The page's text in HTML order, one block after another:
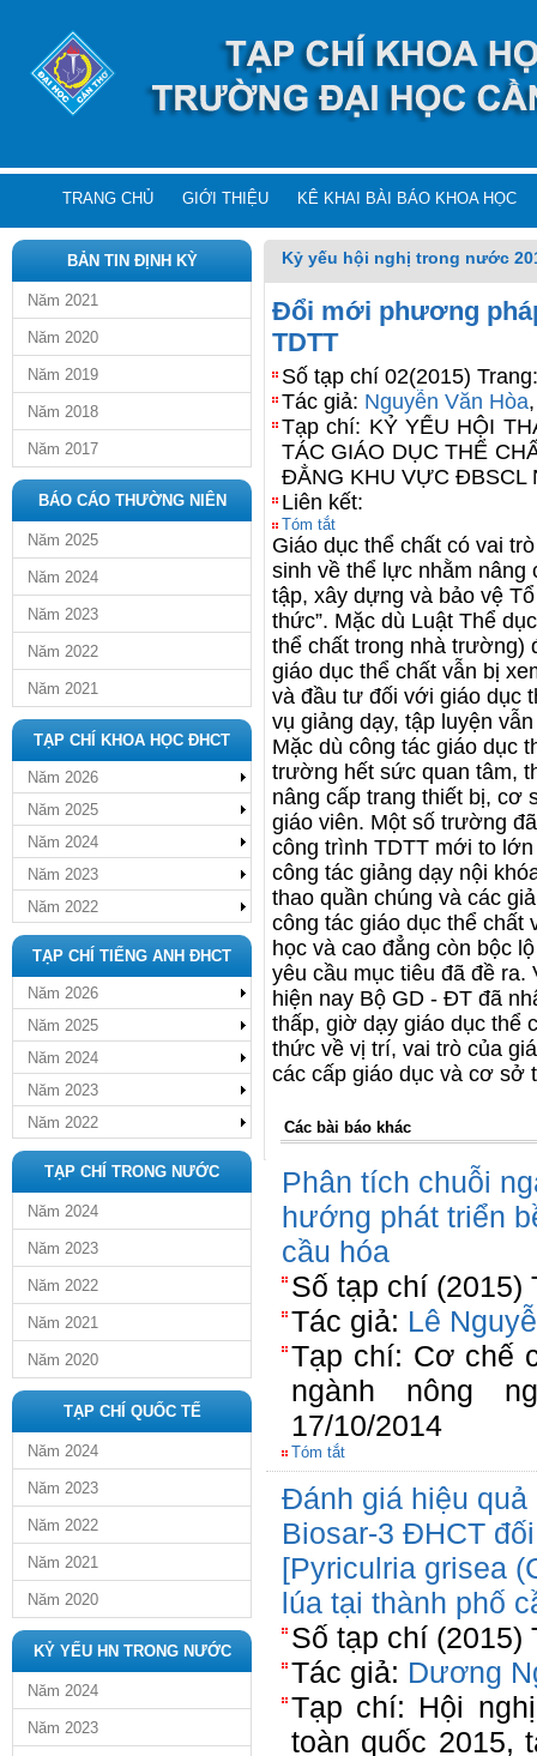
TRANG CHỦ GIỚI THIỆU KÊ KHAI BÀI BÁO KHOA HỌC
BẢN TIN ĐỊNH KỲ
Năm 2021
Năm 2020
Năm 2019
Năm 2018
Năm 2017
BÁO CÁO THƯỜNG NIÊN
Năm 2025
Năm 2024
Năm 2023
Năm 2022
Năm 2021
TẠP CHÍ KHOA HỌC ĐHCT
Năm 2026
Năm 2025
Năm 2024
Năm 2023
Năm 2022
TẠP CHÍ TIẾNG ANH ĐHCT
Năm 2026
Năm 2025
Năm 2024
Năm 2023
Năm 2022
TẠP CHÍ TRONG NƯỚC
Năm 2024
Năm 2023
Năm 2022
Năm 2021
Năm 2020
TẠP CHÍ QUỐC TẾ
Năm 2024
Năm 2023
Năm 2022
Năm 2021
Năm 2020
KỶ YẾU HN TRONG NƯỚC
Năm 2024
Năm 2023
Kỷ yếu hội nghị trong nước
Đổi mới phương
TDTT
Số tạp chí 02(2015)
Tác giả: Nguyễn Văn Hòa
Tạp chí: KỶ YẾU HỘI
TÁC GIÁO DỤC THỂ
ĐẲNG KHU VỰC ĐBSCL
Liên kết:
Tóm tắt
Giáo dục thể chất có vai
sinh về thể lực nhằm nâng
tập, xây dựng và bảo vệ
thức”. Mặc dù Luật Thể
thể chất trong nhà trường)
giáo dục thể chất vẫn bị
và đầu tư đối với giáo dục
vụ giảng dạy, tập luyện
Mặc dù công tác giáo dục
trường hết sức quan tâm,
nâng cấp trang thiết bị, cơ
giáo viên. Một số trường
công trình TDTT mới to
công tác giảng dạy nội
thao quần chúng và các
công tác giáo dục thể
học và cao đẳng còn bộc
yêu cầu mục tiêu đã đề
hiện nay Bộ GD - ĐT đã
thấp, giờ dạy giáo dục thể
thức về vị trí, vai trò của
các cấp giáo dục và cơ sở
Các bài báo khác
Phân tích chuỗi
hướng phát triển
cầu hóa
Số tạp chí (2015)
Tác giả: Lê
Tạp chí: Cơ chế
ngành nông
17/10/2014
Tóm tắt
Đánh giá hiệu
Biosar-3 ĐHCT
[Pyriculria grisea
lúa tại thành phố
Số tạp chí (2015)
Tác giả: Dương
Tạp chí: Hội
toàn quốc 2015,